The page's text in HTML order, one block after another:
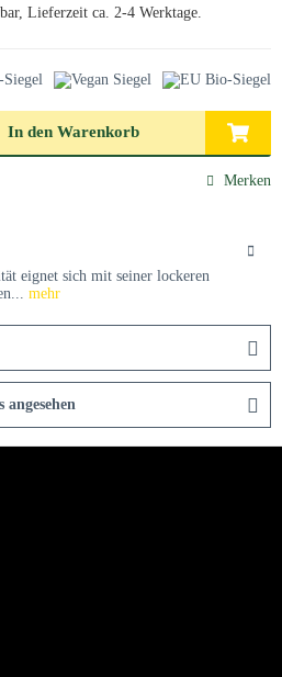
Lieferzeit ca. 2-4 Werktage.
In den Warenkorb
Merken
eignet sich mit seiner lockeren
mehr